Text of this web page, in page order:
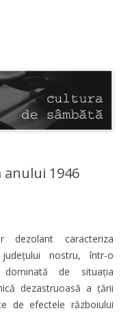
anului 1946
dezolant caracteriza
nostru, într-o
dominată de situaţia
dezastruoasă a ţării
de efectele războiului